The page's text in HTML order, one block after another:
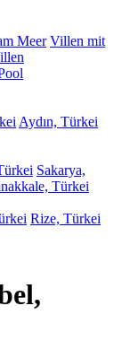
Meer Villen mit
Aydın, Türkei
Sakarya,
Türkei
Rize, Türkei